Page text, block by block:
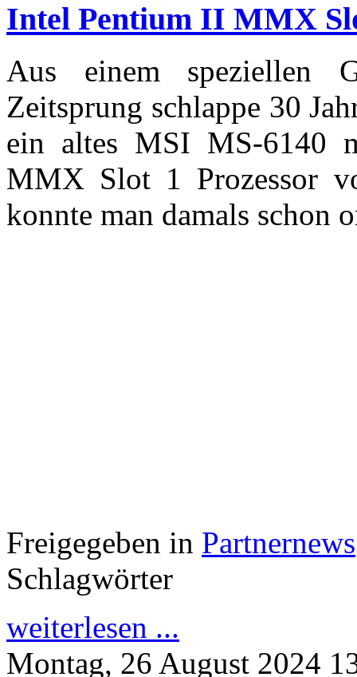
Intel Pentium II MMX
Aus einem speziellen
Zeitsprung schlappe 30
ein altes MSI MS-6140
MMX Slot 1 Prozessor
konnte man damals schon
Freigegeben in Partnernews
Schlagwörter
weiterlesen ...
Montag, 26 August 2024